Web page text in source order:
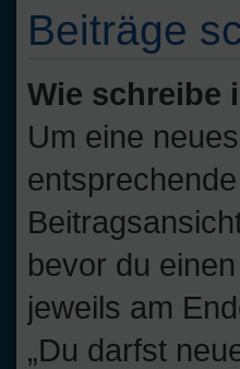
Beiträge
Wie schreibe
Um eine
bevor du
jeweils am
„Du darfst